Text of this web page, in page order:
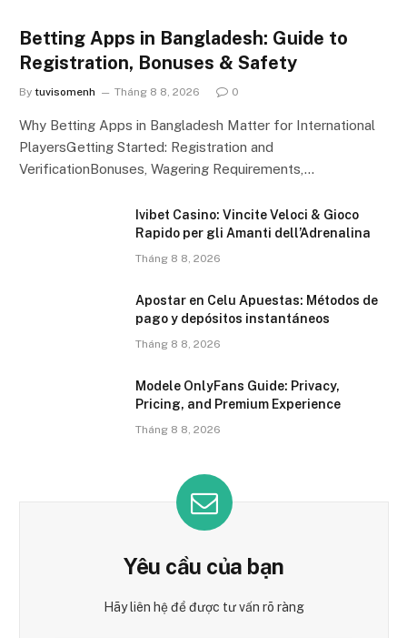
Betting Apps in Bangladesh: Guide to
Registration, Bonuses & Safety
By tuvisomenh Tháng 8 8, 2026 0
Why Betting Apps in Bangladesh Matter for International
PlayersGetting Started: Registration and
VerificationBonuses, Wagering Requirements,…
Ivibet Casino: Vincite Veloci & Gioco
Rapido per gli Amanti dell’Adrenalina
Tháng 8 8, 2026
Apostar en Celu Apuestas: Métodos de
pago y depósitos instantáneos
Tháng 8 8, 2026
Modele OnlyFans Guide: Privacy,
Pricing, and Premium Experience
Tháng 8 8, 2026
Yêu cầu của bạn
Hãy liên hệ để được tư vấn rõ ràng